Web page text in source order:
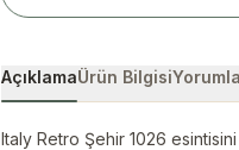
AçıklamaÜrün Bilgisi
Italy Retro Şehir 1026